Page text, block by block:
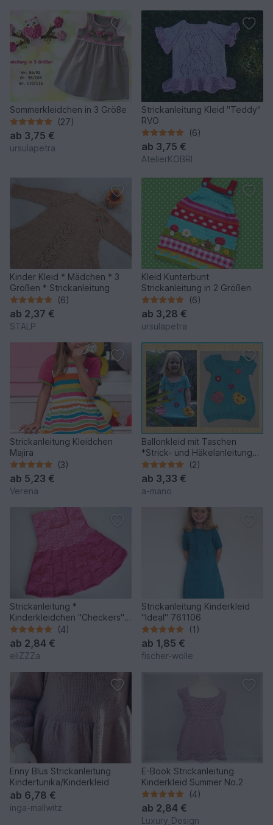
Sommerkleidchen in 3 Größe
(27)
ab 3,75 €
ursulapetra
Strickanleitung Kleid "Teddy"
RVO
(6)
ab 3,75 €
AtelierKOBRI
Kinder Kleid * Mädchen * 3
Größen * Strickanleitung
(6)
ab 2,37 €
STALP
Kleid Kunterbunt
Strickanleitung in 2 Größen
(6)
ab 3,28 €
ursulapetra
Strickanleitung Kleidchen
Majira
(3)
ab 5,23 €
Verena
Ballonkleid mit Taschen
*Strick- und Häkelanleitung
für Gr. 92 / 98* (anpassbar an
andere Größen)
(2)
ab 3,33 €
a-mano
Strickanleitung *
Kinderkleidchen "Checkers"
in 3 Größen
(4)
ab 2,84 €
eliZZZa
Strickanleitung Kinderkleid
"Ideal" 761106
(1)
ab 1,85 €
fischer-wolle
Enny Blus Strickanleitung
Kindertunika/Kinderkleid
ab 6,78 €
inga-mallwitz
E-Book Strickanleitung
Kinderkleid Summer No.2
(4)
ab 2,84 €
Luxury_Design